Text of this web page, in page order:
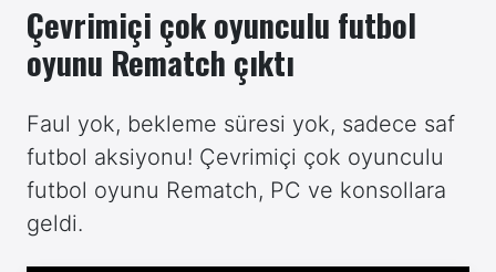
Çevrimiçi çok oyunculu futbol
oyunu Rematch çıktı
Faul yok, bekleme süresi yok, sadece saf
futbol aksiyonu! Çevrimiçi çok oyunculu
futbol oyunu Rematch, PC ve konsollara
geldi.